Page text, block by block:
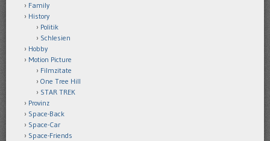
Family
History
Politik
Schlesien
Hobby
Motion Picture
Filmzitate
One Tree Hill
STAR TREK
Provinz
Space-Back
Space-Car
Space-Friends